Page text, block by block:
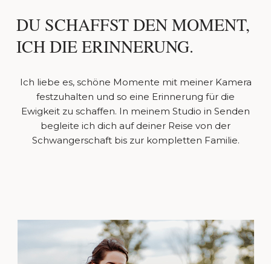
DU SCHAFFST DEN MOMENT,
ICH DIE ERINNERUNG.
Ich liebe es, schöne Momente mit meiner Kamera
festzuhalten und so eine Erinnerung für die
Ewigkeit zu schaffen. In meinem Studio in Senden
begleite ich dich auf deiner Reise von der
Schwangerschaft bis zur kompletten Familie.